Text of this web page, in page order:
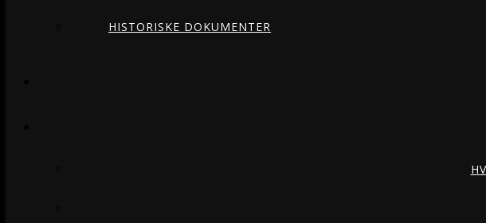
HISTORISKE DOKUMENTER